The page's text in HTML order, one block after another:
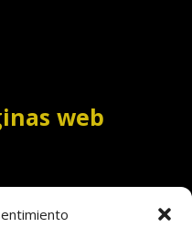
web